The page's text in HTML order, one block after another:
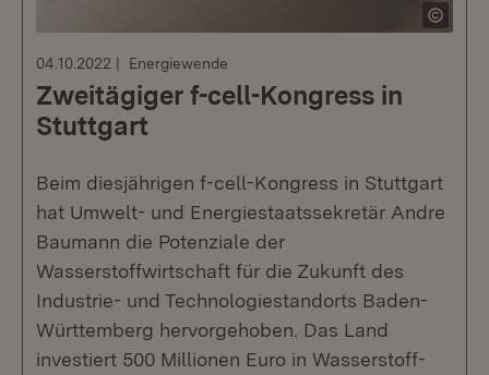
04.10.2022 Energiewende
Zweitägiger f-cell-Kongress in
Stuttgart
Beim diesjährigen f-cell-Kongress in Stuttgart
hat Umwelt- und Energiestaatssekretär Andre
Baumann die Potenziale der
Wasserstoffwirtschaft für die Zukunft des
Industrie- und Technologiestandorts Baden-
Württemberg hervorgehoben. Das Land
investiert 500 Millionen Euro in Wasserstoff-